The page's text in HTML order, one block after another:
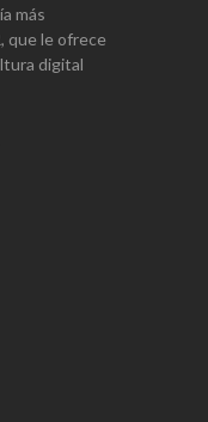
más
que le ofrece
digital